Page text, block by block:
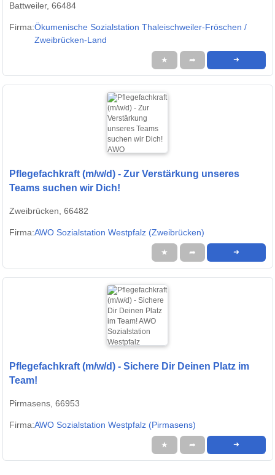
Battweiler, 66484
Firma:Ökumenische Sozialstation Thaleischweiler-Fröschen /
Zweibrücken-Land
★ ➦ ➜
Pflegefachkraft (m/w/d) - Zur Verstärkung unseres
Teams suchen wir Dich!
Zweibrücken, 66482
Firma:AWO Sozialstation Westpfalz (Zweibrücken)
★ ➦ ➜
Pflegefachkraft (m/w/d) - Sichere Dir Deinen Platz im
Team!
Pirmasens, 66953
Firma:AWO Sozialstation Westpfalz (Pirmasens)
★ ➦ ➜